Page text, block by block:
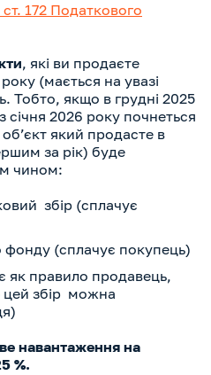
172 Податкового
, які ви продаєте
(мається на увазі
Тобто, якщо в грудні 2025
січня 2026 року почнеться
який продасте в
за рік) буде
чином:
збір (сплачує
фонду (сплачує покупець)
як правило продавець,
цей збір можна
навантаження на
%.